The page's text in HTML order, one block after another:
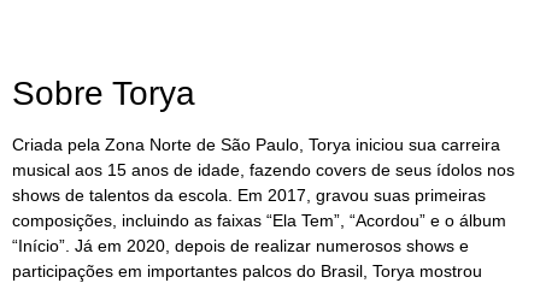
Sobre Torya
Criada pela Zona Norte de São Paulo, Torya iniciou sua carreira
musical aos 15 anos de idade, fazendo covers de seus ídolos nos
shows de talentos da escola. Em 2017, gravou suas primeiras
composições, incluindo as faixas “Ela Tem”, “Acordou” e o álbum
“Início”. Já em 2020, depois de realizar numerosos shows e
participações em importantes palcos do Brasil, Torya mostrou